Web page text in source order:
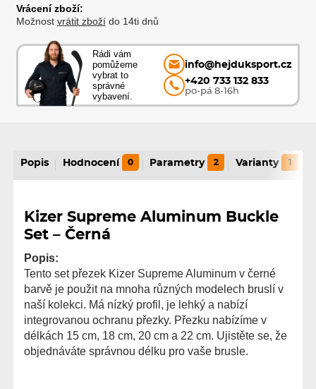
Vrácení zboží:
Možnost vrátit zbožído 14ti dnů
Rádi vám
pomůžeme
vybrat to
správné
vybavení.
info@hejduksport.cz
+420 733 132 833
po-pá 8-16h
Popis Hodnocení 0 Parametry 2 Varianty 1
Kizer Supreme Aluminum Buckle
Set – Černá
Popis:
Tento set přezek Kizer Supreme Aluminum v černé
barvě je použit na mnoha různých modelech bruslí v
naší kolekci. Má nízký profil, je lehký a nabízí
integrovanou ochranu přezky. Přezku nabízíme v
délkách 15 cm, 18 cm, 20 cm a 22 cm. Ujistěte se, že
objednáváte správnou délku pro vaše brusle.